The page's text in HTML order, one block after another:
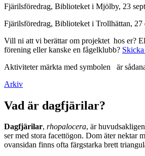
Fjärilsföredrag, Biblioteket i Mjölby, 23
Fjärilsföredrag, Biblioteket i Trollhättan, 27
Vill ni att vi berättar om projektet hos er?
förening eller kanske en fågelklubb?
Aktiviteter märkta med symbolen
är
Arkiv
Vad är dagfjärilar?
Dagfjärilar, rhopalocera, är
ser med stora facettögon. Dom äter nektar
ovansidan finns ofta färgstarka brett